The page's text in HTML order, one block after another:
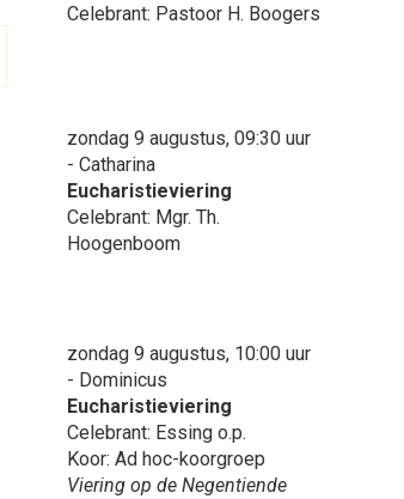
Celebrant: Pastoor H. Boogers
zondag 9 augustus, 09:30 uur
- Catharina
Eucharistieviering
Celebrant: Mgr. Th.
Hoogenboom
zondag 9 augustus, 10:00 uur
- Dominicus
Eucharistieviering
Celebrant: Essing o.p.
Koor: Ad hoc-koorgroep
Viering op de Negentiende